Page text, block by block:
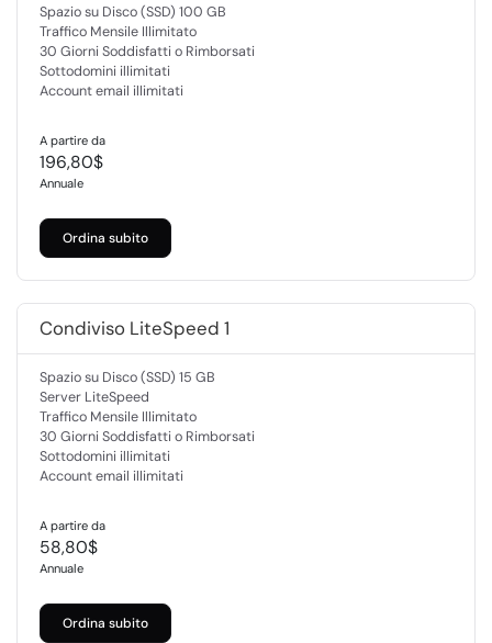
Spazio su Disco (SSD) 100 GB
Traffico Mensile Illimitato
30 Giorni Soddisfatti o Rimborsati
Sottodomini illimitati
Account email illimitati
A partire da
196,80$
Annuale
Ordina subito
Condiviso LiteSpeed 1
Spazio su Disco (SSD) 15 GB
Server LiteSpeed
Traffico Mensile Illimitato
30 Giorni Soddisfatti o Rimborsati
Sottodomini illimitati
Account email illimitati
A partire da
58,80$
Annuale
Ordina subito